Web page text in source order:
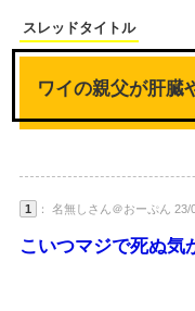
スレッドタイトル
ワイの親父が肝臓
1 ： 名無しさん＠おーぷん
こいつマジで死ぬ気